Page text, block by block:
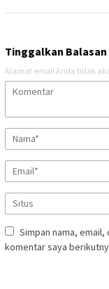
Tinggalkan Balasan
Alamat email Anda tidak
Simpan nama,
komentar saya